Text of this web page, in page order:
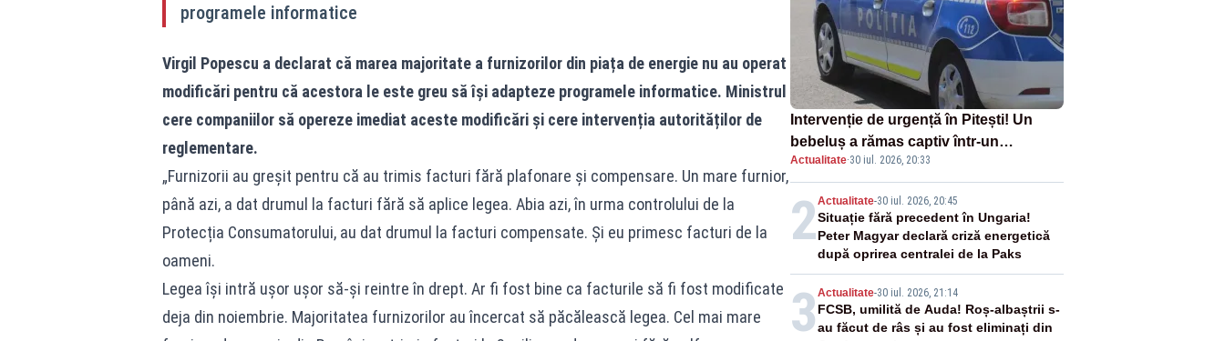
programele informatice
Virgil Popescu a declarat că marea majoritate a furnizorilor din piața de energie nu au operat
modificări pentru că acestora le este greu să își adapteze programele informatice. Ministrul
cere companiilor să opereze imediat aceste modificări și cere intervenția autorităților de
reglementare.
„Furnizorii au greșit pentru că au trimis facturi fără plafonare și compensare. Un mare furnior,
până azi, a dat drumul la facturi fără să aplice legea. Abia azi, în urma controlului de la
Protecția Consumatorului, au dat drumul la facturi compensate. Și eu primesc facturi de la
oameni.
Legea își intră ușor ușor să-și reintre în drept. Ar fi fost bine ca facturile să fi fost modificate
deja din noiembrie. Majoritatea furnizorilor au încercat să păcălească legea. Cel mai mare
Intervenție de urgență în Pitești! Un
bebeluș a rămas captiv într-un
autoturism din cauza unei defecțiuni
Actualitate·30 iul. 2026, 20:33
2Actualitate-30 iul. 2026, 20:45
Situație fără precedent în Ungaria!
Peter Magyar declară criză energetică
după oprirea centralei de la Paks
3 Actualitate-30 iul. 2026, 21:14
FCSB, umilită de Auda! Roș-albaștrii s-
au făcut de râs și au fost eliminați din